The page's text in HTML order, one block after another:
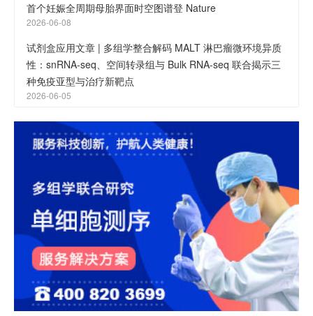
首个妊娠全周期母胎界面时空图谱登 Nature
2026-06-08
试剂盒应用文章 | 多组学整合解码 MALT 淋巴瘤微环境异质
性：snRNA-seq、空间转录组与 Bulk RNA-seq 联合揭示三
种免疫亚型与治疗新靶点
2026-06-05